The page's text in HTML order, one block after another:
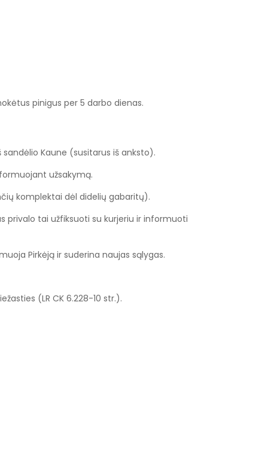
pinigus per 5 darbo dienas.
Kaune (susitarus iš anksto).
užsakymą.
komplektai dėl didelių gabaritų).
privalo tai užfiksuoti su kurjeriu ir informuoti
Pirkėją ir suderina naujas sąlygas.
(LR CK 6.228-10 str.).